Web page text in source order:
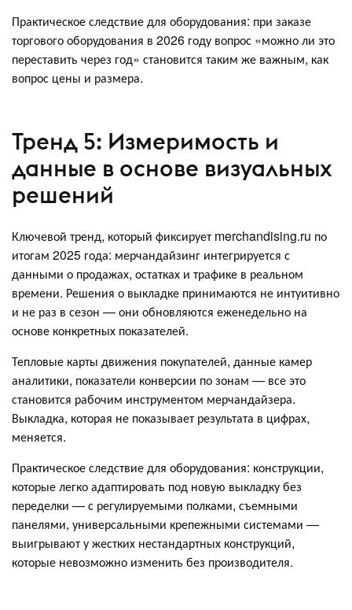
Практическое следствие для оборудования: при заказе
торгового оборудования в 2026 году вопрос «можно ли это
переставить через год» становится таким же важным, как
вопрос цены и размера.
Тренд 5: Измеримость и
данные в основе визуальных
решений
Ключевой тренд, который фиксирует merchandising.ru по
итогам 2025 года: мерчандайзинг интегрируется с
данными о продажах, остатках и трафике в реальном
времени. Решения о выкладке принимаются не интуитивно
и не раз в сезон — они обновляются еженедельно на
основе конкретных показателей.
Тепловые карты движения покупателей, данные камер
аналитики, показатели конверсии по зонам — все это
становится рабочим инструментом мерчандайзера.
Выкладка, которая не показывает результата в цифрах,
меняется.
Практическое следствие для оборудования: конструкции,
которые легко адаптировать под новую выкладку без
переделки — с регулируемыми полками, съемными
панелями, универсальными крепежными системами —
выигрывают у жестких нестандартных конструкций,
которые невозможно изменить без производителя.